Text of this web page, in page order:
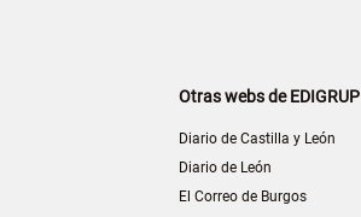
Otras webs de EDIGRUP
Diario de Castilla y León
Diario de León
El Correo de Burgos